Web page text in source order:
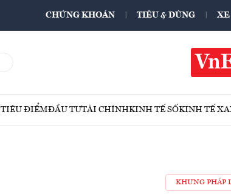
CHỨNG KHOÁN TIÊU & DÙNG XE
TIÊU ĐIỂMĐẦU TƯTÀI CHÍNHKINH TẾ SỐKINH TẾ
KHUNG PHÁP